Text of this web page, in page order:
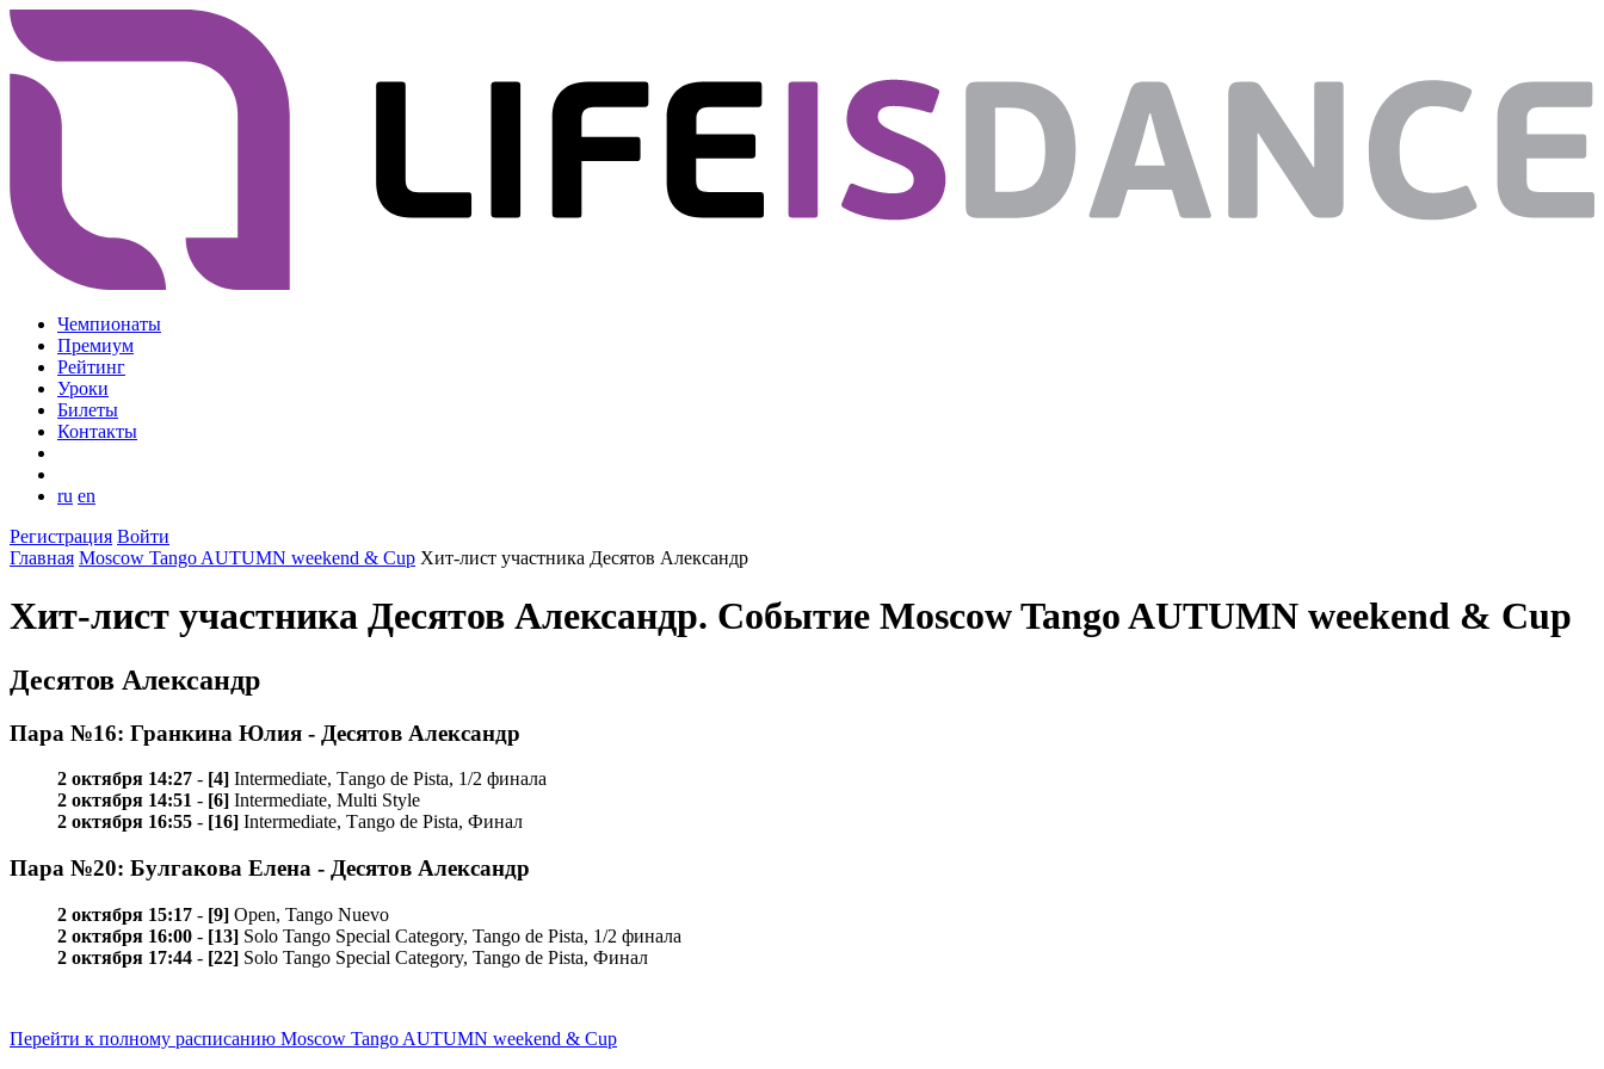
Чемпионаты
Премиум
Рейтинг
Уроки
Билеты
Контакты
ru en
Регистрация Войти
Главная Moscow Tango AUTUMN weekend & Cup Хит-лист участника Десятов Александр
Хит-лист участника Десятов Александр. Событие Moscow Tango AUTUMN weekend & Cup
Десятов Александр
Пара №16: Гранкина Юлия - Десятов Александр
2 октября 14:27 - [4] Intermediate, Таngo de Pista, 1/2 финала
2 октября 14:51 - [6] Intermediate, Multi Style
2 октября 16:55 - [16] Intermediate, Таngo de Pista, Финал
Пара №20: Булгакова Елена - Десятов Александр
2 октября 15:17 - [9] Open, Tango Nuevo
2 октября 16:00 - [13] Solo Tango Special Category, Tango de Pista, 1/2 финала
2 октября 17:44 - [22] Solo Tango Special Category, Tango de Pista, Финал
Перейти к полному расписанию Moscow Tango AUTUMN weekend & Cup